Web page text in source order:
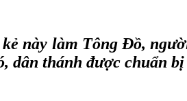
này làm Tông Đồ,
dân thánh được chuẩn